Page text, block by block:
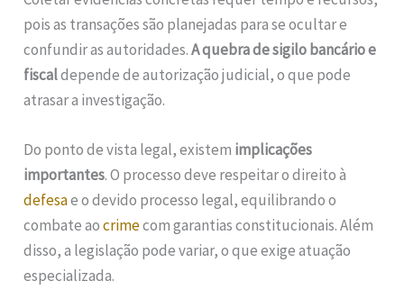
pois as transações são planejadas para se ocultar e
confundir as autoridades.A quebra de sigilo bancário e
fiscaldepende de autorização judicial, o que pode
atrasar a investigação.
Do ponto de vista legal, existem implicações
importantes. O processo deve respeitar o direito à
defesae o devido processo legal, equilibrando o
combate aocrimecom garantias constitucionais. Além
disso, a legislação pode variar, o que exige atuação
especializada.